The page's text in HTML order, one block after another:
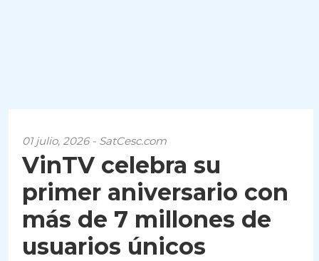
01 julio, 2026 - SatCesc.com
VinTV celebra su
primer aniversario con
más de 7 millones de
usuarios únicos